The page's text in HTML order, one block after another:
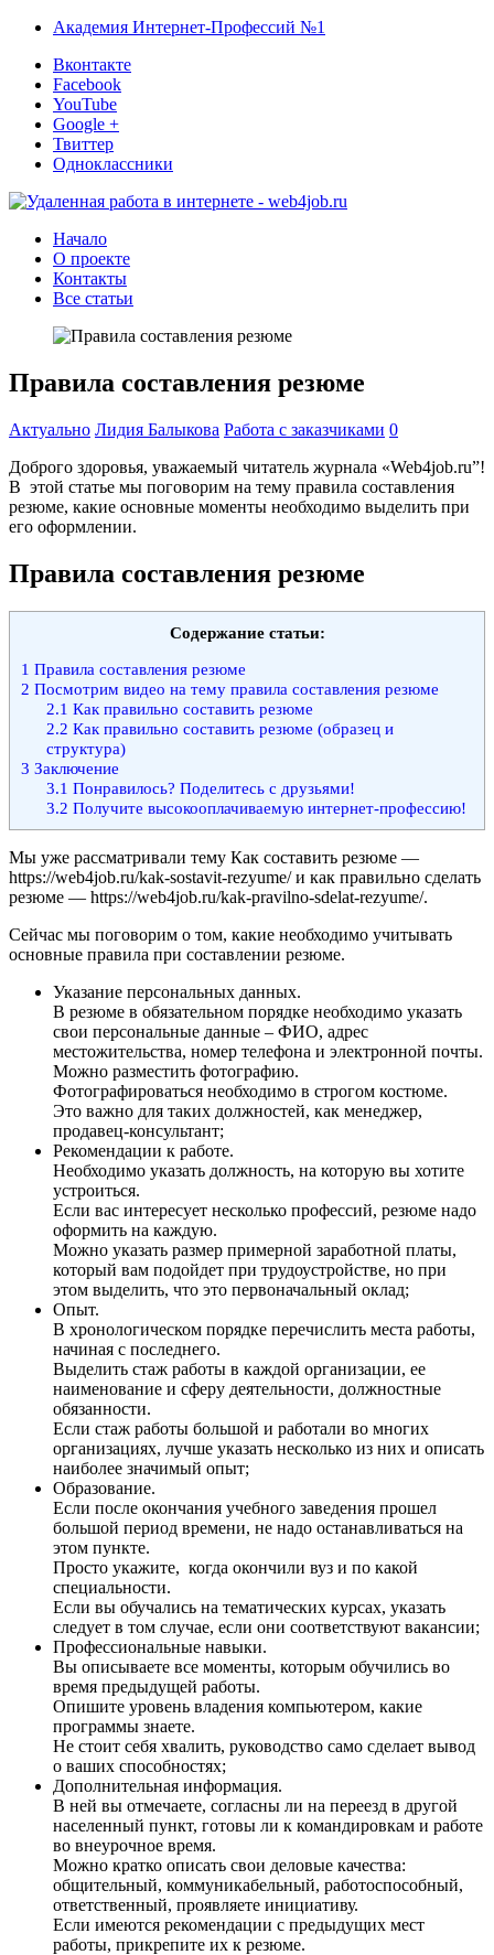
Академия Интернет-Профессий №1
Вконтакте
Facebook
YouTube
Google +
Твиттер
Одноклассники
Начало
О проекте
Контакты
Все статьи
Правила составления резюме
Актуально Лидия Балыкова Работа с заказчиками 0
Доброго здоровья, уважаемый читатель журнала «Web4job.ru”!
В этой статье мы поговорим на тему правила составления
резюме, какие основные моменты необходимо выделить при
его оформлении.
Правила составления резюме
Содержание статьи:
1 Правила составления резюме
2 Посмотрим видео на тему правила составления резюме
2.1 Как правильно составить резюме
2.2 Как правильно составить резюме (образец и
структура)
3 Заключение
3.1 Понравилось? Поделитесь с друзьями!
3.2 Получите высокооплачиваемую интернет-профессию!
Мы уже рассматривали тему Как составить резюме —
https://web4job.ru/kak-sostavit-rezyume/ и как правильно сделать
резюме — https://web4job.ru/kak-pravilno-sdelat-rezyume/.
Сейчас мы поговорим о том, какие необходимо учитывать
основные правила при составлении резюме.
Указание персональных данных.
В резюме в обязательном порядке необходимо указать
свои персональные данные – ФИО, адрес
местожительства, номер телефона и электронной почты.
Можно разместить фотографию.
Фотографироваться необходимо в строгом костюме.
Это важно для таких должностей, как менеджер,
продавец-консультант;
Рекомендации к работе.
Необходимо указать должность, на которую вы хотите
устроиться.
Если вас интересует несколько профессий, резюме надо
оформить на каждую.
Можно указать размер примерной заработной платы,
который вам подойдет при трудоустройстве, но при
этом выделить, что это первоначальный оклад;
Опыт.
В хронологическом порядке перечислить места работы,
начиная с последнего.
Выделить стаж работы в каждой организации, ее
наименование и сферу деятельности, должностные
обязанности.
Если стаж работы большой и работали во многих
организациях, лучше указать несколько из них и описать
наиболее значимый опыт;
Образование.
Если после окончания учебного заведения прошел
большой период времени, не надо останавливаться на
этом пункте.
Просто укажите, когда окончили вуз и по какой
специальности.
Если вы обучались на тематических курсах, указать
следует в том случае, если они соответствуют вакансии;
Профессиональные навыки.
Вы описываете все моменты, которым обучились во
время предыдущей работы.
Опишите уровень владения компьютером, какие
программы знаете.
Не стоит себя хвалить, руководство само сделает вывод
о ваших способностях;
Дополнительная информация.
В ней вы отмечаете, согласны ли на переезд в другой
населенный пункт, готовы ли к командировкам и работе
во внеурочное время.
Можно кратко описать свои деловые качества:
общительный, коммуникабельный, работоспособный,
ответственный, проявляете инициативу.
Если имеются рекомендации с предыдущих мест
работы, прикрепите их к резюме.